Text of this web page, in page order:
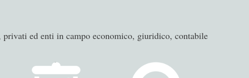
ed enti in campo economico, giuridico, contabile